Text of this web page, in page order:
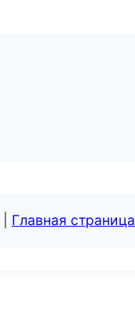
Главная страница